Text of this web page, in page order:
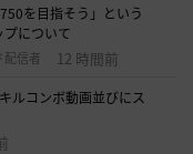
を目指そう」という
について
配信者 12 時間前
ルコンボ動画並びにス